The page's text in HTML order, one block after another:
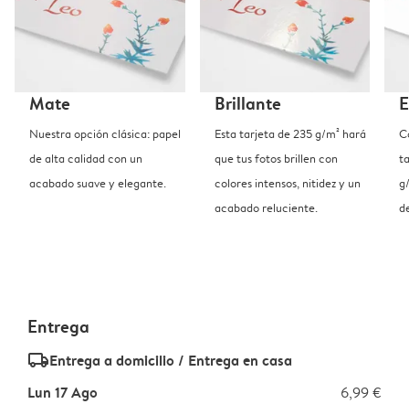
Mate
Nuestra opción clásica: papel
de alta calidad con un
acabado suave y elegante.
Brillante
Esta tarjeta de 235 g/m² hará
que tus fotos brillen con
colores intensos, nitidez y un
acabado reluciente.
Entrega
delivery_standard_v2Entrega a domicilio / Entrega en casa
Lun 17 Ago
6,99 €